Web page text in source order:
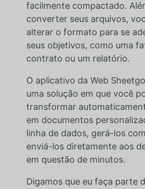
facilmente compactado.
converter seus arquivos,
alterar o formato para se
seus objetivos, como uma
contrato ou um relatório.
O aplicativo da Web
uma solução em que você
transformar
em documentos
linha de dados, gerá-los
enviá-los diretamente aos
em questão de minutos.
Digamos que eu faça parte